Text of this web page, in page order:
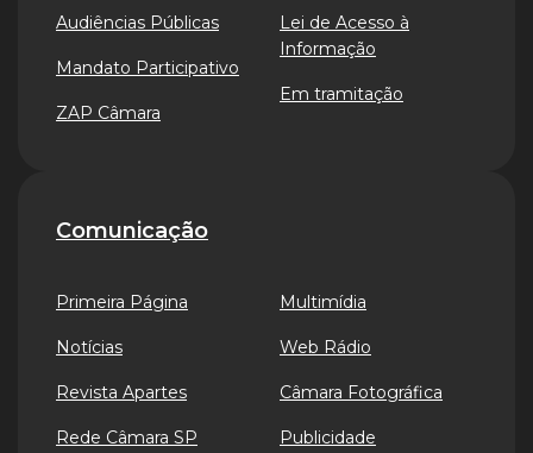
Audiências Públicas
Mandato Participativo
ZAP Câmara
Lei de Acesso à
Informação
Em tramitação
Comunicação
Primeira Página
Notícias
Revista Apartes
Rede Câmara SP
Multimídia
Web Rádio
Câmara Fotográfica
Publicidade